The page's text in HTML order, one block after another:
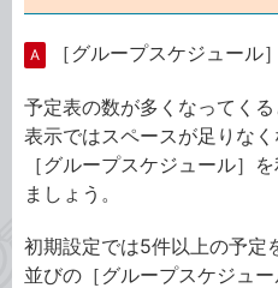
A ［グループスケジュール
予定表の数が多くなってく
表示ではスペースが足りな
［グループスケジュール］
ましょう。
初期設定では5件以上の予定
並びの［グループスケジュー